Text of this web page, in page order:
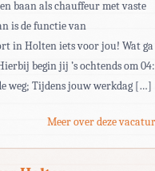
baan als chauffeur met vaste
is de functie van
in Holten iets voor jou! Wat ga
begin jij ’s ochtends om
weg; Tijdens jouw werkdag […]
Meer over deze